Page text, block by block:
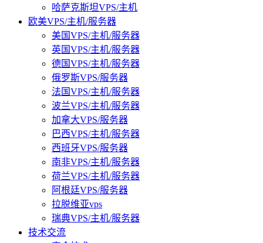
哈萨克斯坦VPS/主机
欧美VPS/主机/服务器
美国VPS/主机/服务器
英国VPS/主机/服务器
德国VPS/主机/服务器
俄罗斯VPS/服务器
法国VPS/主机/服务器
波兰VPS/主机/服务器
加拿大VPS/服务器
巴西VPS/主机/服务器
西班牙VPS/服务器
南非VPS/主机/服务器
荷兰VPS/主机/服务器
阿根廷VPS/服务器
拉脱维亚vps
瑞典VPS/主机/服务器
技术交流